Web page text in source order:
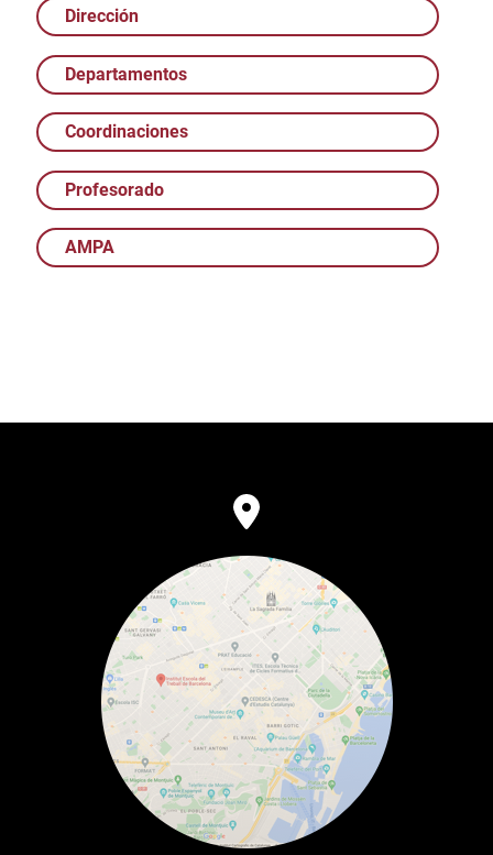
Dirección
Departamentos
Coordinaciones
Profesorado
AMPA